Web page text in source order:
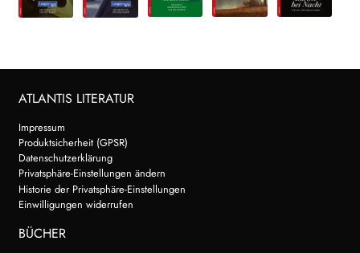
ATLANTIS LITERATUR
Impressum
Produktsicherheit (GPSR)
Datenschutzerklärung
Privatsphäre-Einstellungen ändern
Historie der Privatsphäre-Einstellungen
Einwilligungen widerrufen
BÜCHER